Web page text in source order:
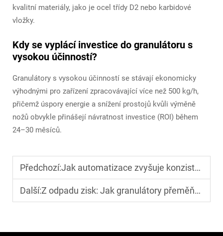
kvalitní materiály, jako je ocel třídy D2 nebo karbidové
vložky.
Kdy se vyplácí investice do granulátoru s
vysokou účinností?
Granulátory s vysokou účinností se stávají ekonomicky
výhodnými pro zařízení zpracovávající více než 500 kg/h,
přičemž úspory energie a snížení prostojů kvůli výměně
nožů obvykle přinášejí návratnost investice (ROI) během
24–30 měsíců.
Předchozí:Jak automatizace zvyšuje konzistenci a výstup na výrobních linkách pro páskovací fólie
Další:Z odpadu zisk: Jak granulátory přeměňují odpad na cenný regrend